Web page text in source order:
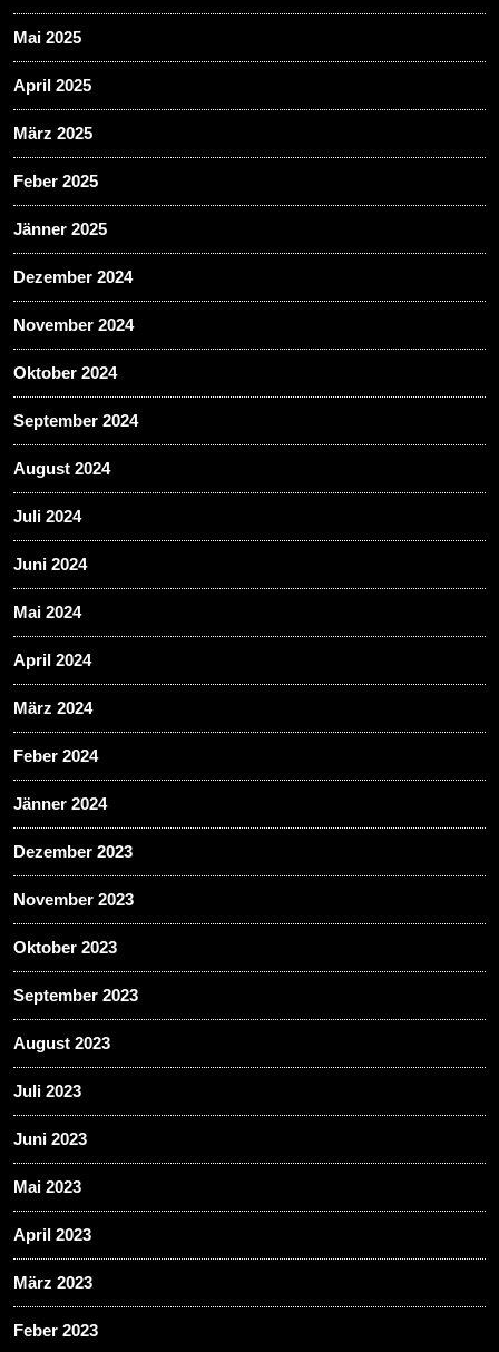
Mai 2025
April 2025
März 2025
Feber 2025
Jänner 2025
Dezember 2024
November 2024
Oktober 2024
September 2024
August 2024
Juli 2024
Juni 2024
Mai 2024
April 2024
März 2024
Feber 2024
Jänner 2024
Dezember 2023
November 2023
Oktober 2023
September 2023
August 2023
Juli 2023
Juni 2023
Mai 2023
April 2023
März 2023
Feber 2023